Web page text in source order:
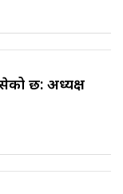
छ: अध्यक्ष